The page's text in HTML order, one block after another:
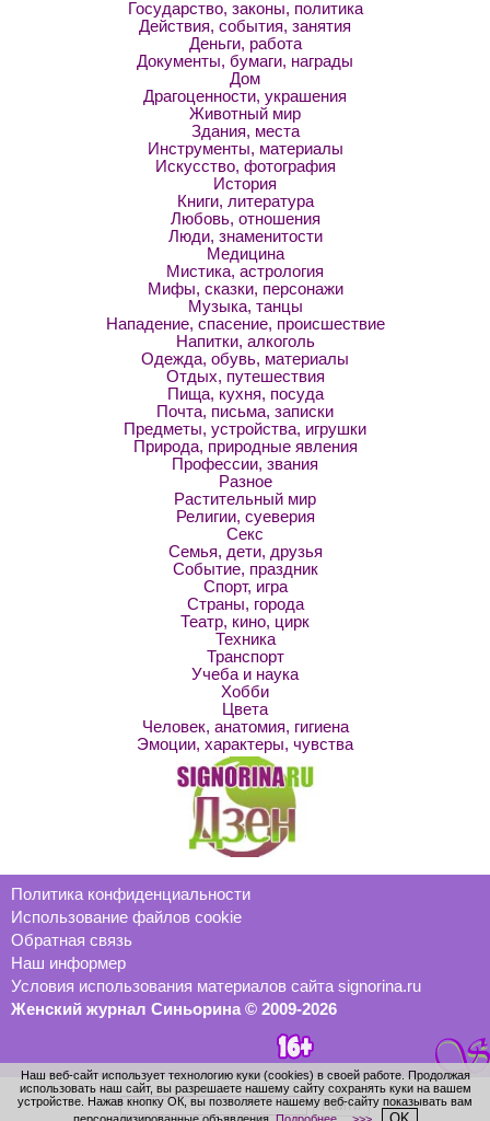
Государство, законы, политика
Действия, события, занятия
Деньги, работа
Документы, бумаги, награды
Дом
Драгоценности, украшения
Животный мир
Здания, места
Инструменты, материалы
Искусство, фотография
История
Книги, литература
Любовь, отношения
Люди, знаменитости
Медицина
Мистика, астрология
Мифы, сказки, персонажи
Музыка, танцы
Нападение, спасение, происшествие
Напитки, алкоголь
Одежда, обувь, материалы
Отдых, путешествия
Пища, кухня, посуда
Почта, письма, записки
Предметы, устройства, игрушки
Природа, природные явления
Профессии, звания
Разное
Растительный мир
Религии, суеверия
Секс
Семья, дети, друзья
Событие, праздник
Спорт, игра
Страны, города
Театр, кино, цирк
Техника
Транспорт
Учеба и наука
Хобби
Цвета
Человек, анатомия, гигиена
Эмоции, характеры, чувства
Политика конфиденциальности
Использование файлов cookie
Обратная связь
Наш информер
Условия использования материалов сайта signorina.ru
Женский журнал Синьорина © 2009-2026
Наш веб-сайт использует технологию куки (cookies) в своей работе. Продолжая
использовать наш сайт, вы разрешаете нашему сайту сохранять куки на вашем
устройстве. Нажав кнопку ОК, вы позволяете нашему веб-сайту показывать вам